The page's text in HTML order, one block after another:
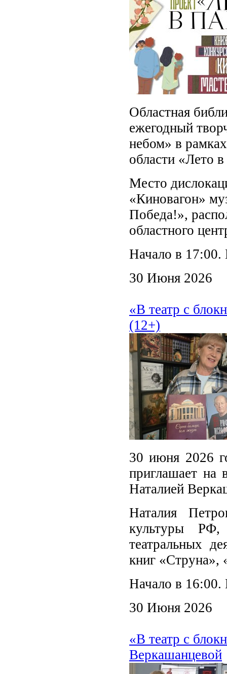
Областная
ежегодный
небом» в
области «Лето
Место
«Киновагон»
Победа!»,
областного
Начало в 17:00.
30 Июня 2026
«В театр с
(12+)
30 июня 2026
приглашает на
Наталией
Наталия
культуры
театральных
книг
Начало в 16:00.
30 Июня 2026
«В театр с
Веркашанцевой